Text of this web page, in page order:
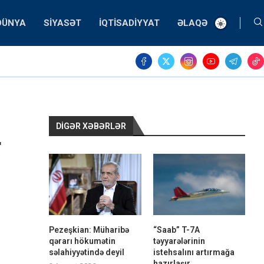
SIYASƏT İQTISADIYYAT ƏLAQƏ
DIGƏR XƏBƏRLƏR
Pezeşkian: Müharibə
qərarı hökumətin
səlahiyyətində deyil
“Saab” T-7A
təyyarələrinin
istehsalını artırmağa